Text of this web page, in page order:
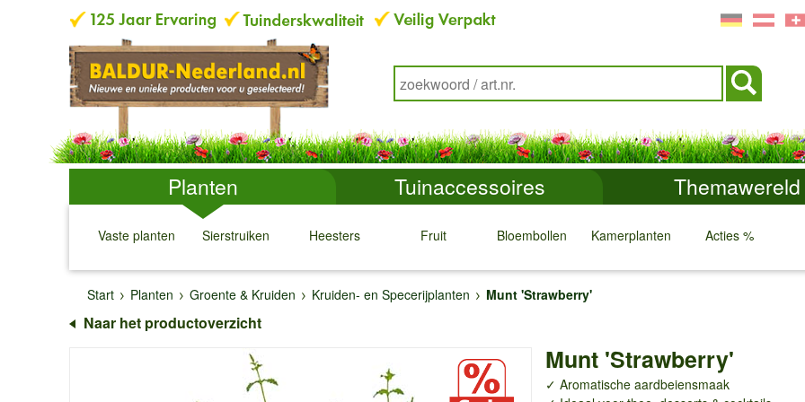
Planten Tuinaccessoires Themawereld
Vaste planten
↓
Sierstruiken
↓
Heesters
↓
Fruit
↓
Bloembollen
↓
Kamerplanten
↓
Acties %
↓ ↓
Start
Planten Groente & Kruiden Kruiden- en Specerijplanten Munt 'Strawberry'
Naar het productoverzicht
Munt 'Strawberry'
✓ Aromatische aardbeiensmaak